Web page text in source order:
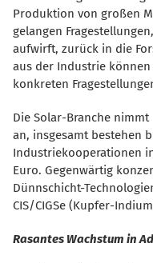
Produktion von großen
gelangen
aufwirft, zurück in die
aus der Industrie
konkreten
Die Solar-Branche
an, insgesamt bestehen
Industriekooperationen
Euro. Gegenwärtig
Dünnschicht-
CIS/CIGSe (Kupfer-
Rasantes Wachstum in